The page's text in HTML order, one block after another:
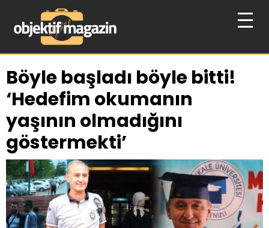
Böyle başladı böyle bitti!
‘Hedefim okumanın
yaşının olmadığını
göstermekti’